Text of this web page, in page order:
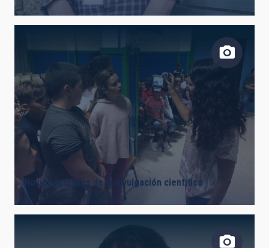
Noviembre, mes de la divulgación científica